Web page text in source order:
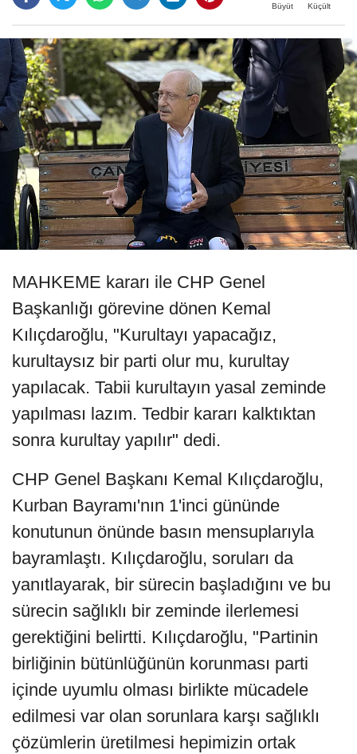
Büyüt Küçült
MAHKEME kararı ile CHP Genel
Başkanlığı görevine dönen Kemal
Kılıçdaroğlu, "Kurultayı yapacağız,
kurultaysız bir parti olur mu, kurultay
yapılacak. Tabii kurultayın yasal zeminde
yapılması lazım. Tedbir kararı kalktıktan
sonra kurultay yapılır" dedi.
CHP Genel Başkanı Kemal Kılıçdaroğlu,
Kurban Bayramı'nın 1'inci gününde
konutunun önünde basın mensuplarıyla
bayramlaştı. Kılıçdaroğlu, soruları da
yanıtlayarak, bir sürecin başladığını ve bu
sürecin sağlıklı bir zeminde ilerlemesi
gerektiğini belirtti. Kılıçdaroğlu, "Partinin
birliğinin bütünlüğünün korunması parti
içinde uyumlu olması birlikte mücadele
edilmesi var olan sorunlara karşı sağlıklı
çözümlerin üretilmesi hepimizin ortak